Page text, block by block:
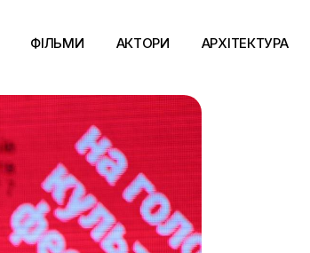
ФІЛЬМИ АКТОРИ АРХІТЕКТУРА